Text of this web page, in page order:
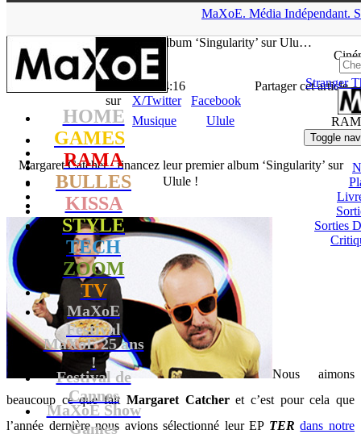
MaXoE. Média Indépendant.
HOME
GAMES
RAMA
BULLES
KISSA
STYLE
TECH
ZOOM
TV
MaXoE
Festival
MaXoE 25 ans
!
Festival de
Cannes
MaXoE Show
Games
Ciné
Stranger
Toggle
Sorties
financez leur premier album ‘Singularity’ sur Ulu…
- 06.05.16, 14:16
Partager cet article
sur
X/Twitter
Facebook
Musique
Ulule
Margaret Catcher : financez leur premier album ‘Singularity’ sur
Ulule !
Nous aimons
beaucoup ce que fait Margaret Catcheret c’est pour cela que
l’année dernière nous avions sélectionné leur EP TER dans notre